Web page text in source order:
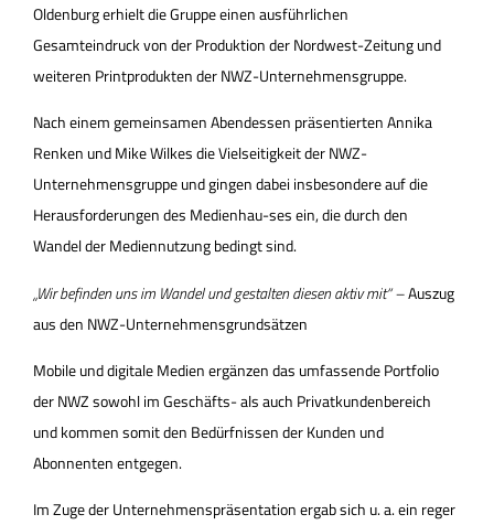
Oldenburg erhielt die Gruppe einen ausführlichen
Gesamteindruck von der Produktion der Nordwest-Zeitung und
weiteren Printprodukten der NWZ-Unternehmensgruppe.
Nach einem gemeinsamen Abendessen präsentierten Annika
Renken und Mike Wilkes die Vielseitigkeit der NWZ-
Unternehmensgruppe und gingen dabei insbesondere auf die
Herausforderungen des Medienhau-ses ein, die durch den
Wandel der Mediennutzung bedingt sind.
„Wir befinden uns im Wandel und gestalten diesen aktiv mit“ –Auszug
aus den NWZ-Unternehmensgrundsätzen
Mobile und digitale Medien ergänzen das umfassende Portfolio
der NWZ sowohl im Geschäfts- als auch Privatkundenbereich
und kommen somit den Bedürfnissen der Kunden und
Abonnenten entgegen.
Im Zuge der Unternehmenspräsentation ergab sich u. a. ein reger